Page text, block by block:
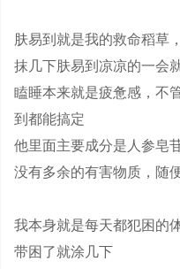
肤易到就是我的救命稻草
抹几下肤易到凉凉的一会
瞌睡本来就是疲惫感，不
到都能搞定
他里面主要成分是人参皂
没有多余的有害物质，随
我本身就是每天都犯困的
带困了就涂几下